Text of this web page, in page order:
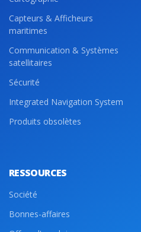
Capteurs & Afficheurs
maritimes
Communication & Systèmes
satellitaires
Sécurité
Integrated Navigation System
Produits obsolètes
RESSOURCES
Société
Bonnes-affaires